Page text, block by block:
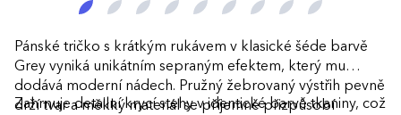
Pánské tričko s krátkým rukávem v klasické šéde barvě
Grey vyniká unikátním sepraným efektem, který mu
dodává moderní nádech. Pružný žebrovaný výstřih pevně
drží tvar a měkký materiál se příjemně přizpůsobí
Zahrnuje detailní krycí stehy v identické barvě tkaniny, což